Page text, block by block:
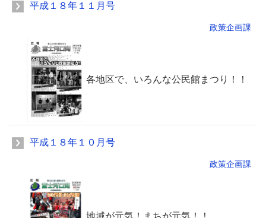
平成１８年１１月号
政策企画課
各地区で、いろんな公民館まつり！！
平成１８年１０月号
政策企画課